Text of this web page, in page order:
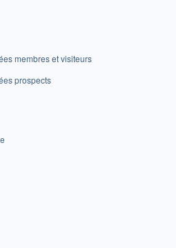
membres et visiteurs
prospects